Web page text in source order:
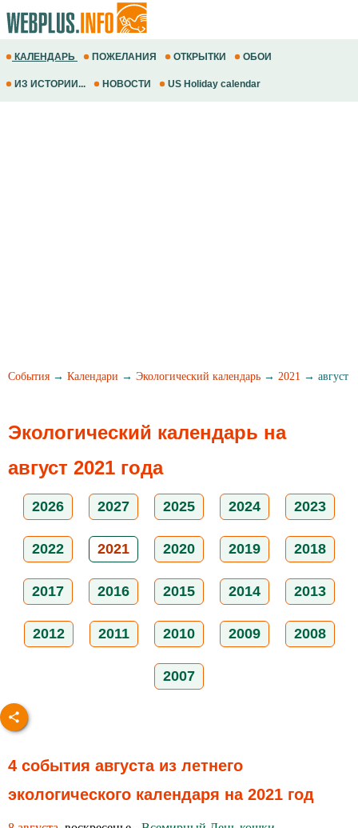
КАЛЕНДАРЬ ПОЖЕЛАНИЯ ОТКРЫТКИ ОБОИ
ИЗ ИСТОРИИ... НОВОСТИ US Holiday calendar
События → Календари → Экологический календарь → 2021 → август
Экологический календарь на
август 2021 года
2026 2027 2025 2024 2023
2022 2021 2020 2019 2018
2017 2016 2015 2014 2013
2012 2011 2010 2009 2008
2007
4 события августа из летнего
экологического календаря на 2021 год